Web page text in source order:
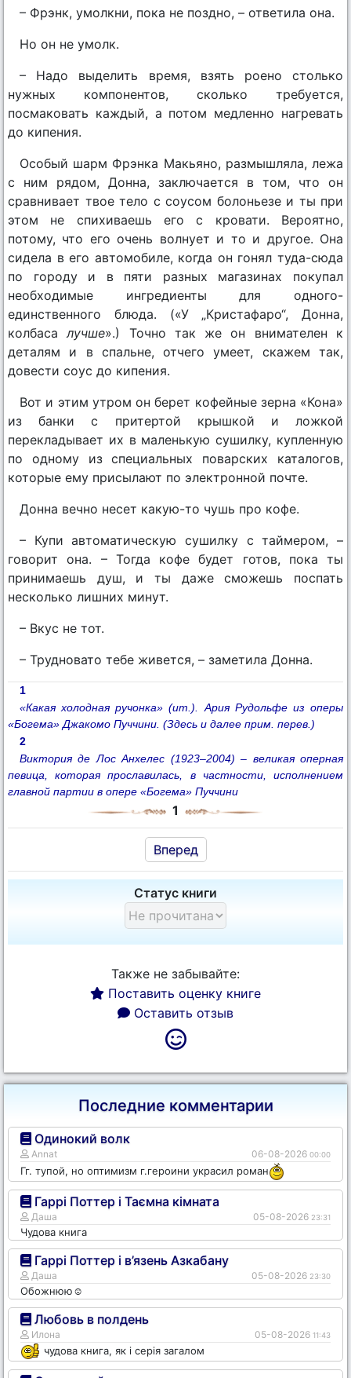
– Фрэнк, умолкни, пока не поздно, – ответила она.
Но он не умолк.
– Надо выделить время, взять роено столько
нужных компонентов, сколько требуется,
посмаковать каждый, а потом медленно нагревать
до кипения.
Особый шарм Фрэнка Макьяно, размышляла, лежа
с ним рядом, Донна, заключается в том, что он
сравнивает твое тело с соусом болоньезе и ты при
этом не спихиваешь его с кровати. Вероятно,
потому, что его очень волнует и то и другое. Она
сидела в его автомобиле, когда он гонял туда-сюда
по городу и в пяти разных магазинах покупал
необходимые ингредиенты для одного-
единственного блюда. («У „Кристафаро“, Донна,
колбасалучше».) Точно так же он внимателен к
деталям и в спальне, отчего умеет, скажем так,
довести соус до кипения.
Вот и этим утром он берет кофейные зерна «Кона»
из банки с притертой крышкой и ложкой
перекладывает их в маленькую сушилку, купленную
по одному из специальных поварских каталогов,
которые ему присылают по электронной почте.
Донна вечно несет какую-то чушь про кофе.
– Купи автоматическую сушилку с таймером, –
говорит она. – Тогда кофе будет готов, пока ты
принимаешь душ, и ты даже сможешь поспать
несколько лишних минут.
– Вкус не тот.
– Трудновато тебе живется, – заметила Донна.
1
«Какая холодная ручонка» (ит.). Ария Рудольфе из оперы
«Богема» Джакомо Пуччини. (Здесь и далее прим. перев.)
2
Виктория де Лос Анхелес (1923–2004) – великая оперная
певица, которая прославилась, в частности, исполнением
главной партии в опере «Богема» Пуччини
1
Вперед
Статус книги
Также не забывайте:
Поставить оценку книге
Оставить отзыв
Последние комментарии
Одинокий волк
Annat 06-08-2026 00:00
Гг. тупой, но оптимизм г.героини украсил роман
Гаррі Поттер і Таємна кімната
Даша 05-08-2026 23:31
Чудова книга
Гаррі Поттер і в’язень Азкабану
Даша 05-08-2026 23:30
Обожнюю☺️
Любовь в полдень
Илона 05-08-2026 11:43
чудова книга, як і серія загалом